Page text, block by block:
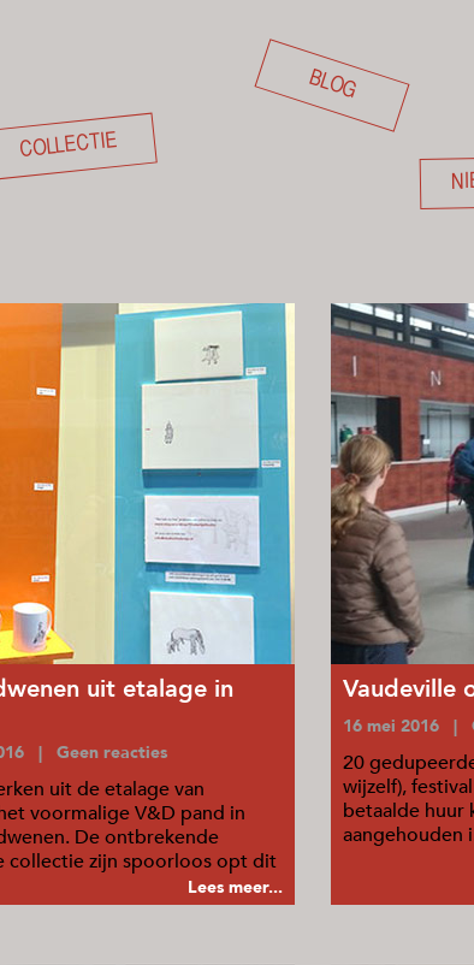
COLLECTIE
BLOG
uit etalage in
| Geen reacties
uit de etalage van
voormalige V&D pand in
De ontbrekende
collectie zijn spoorloos opt dit
Lees meer...
Vaudeville
16 mei 2016 |
20
wijzelf),
betaalde huur
aangehouden